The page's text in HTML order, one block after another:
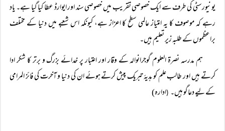
یونیورسٹی کی طرف سے ایک خصوصی تقریب میں خصوصی سند اور ایوارڈ عطا کیا گیا ہے۔ یاد
رہے کہ موصوف کا یہ امتیاز عالمی سطح کا اعزاز ہے، کیونکہ اس شعبے میں دنیا کے مختلف
براعظموں کے طلبہ زیر تعلیم ہیں۔
ہم مدرسہ نصرۃ العلوم گوجرانوالہ کے وقار اور اعتبار پر خدائے بزرگ و برتر کا شکر ادا
کرتے ہیں اور طالب علم کو ہدیۂ تبریک پیش کرتے ہوئے ان کی دنیا و آخرت کی فائز المرامی
کے لیے دعاگو ہیں۔ (ادارہ)